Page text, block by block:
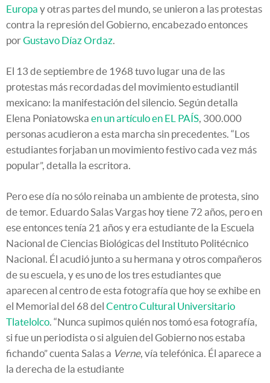
Europa y otras partes del mundo, se unieron a las protestas
contra la represión del Gobierno, encabezado entonces
porGustavo Díaz Ordaz.
El 13 de septiembre de 1968 tuvo lugar una de las
protestas más recordadas del movimiento estudiantil
mexicano: la manifestación del silencio. Según detalla
Elena Poniatowska en un artículo en EL PAÍS, 300.000
personas acudieron a esta marcha sin precedentes. “Los
estudiantes forjaban un movimiento festivo cada vez más
popular”, detalla la escritora.
Pero ese día no sólo reinaba un ambiente de protesta, sino
de temor. Eduardo Salas Vargas hoy tiene 72 años, pero en
ese entonces tenía 21 años y era estudiante de la Escuela
Nacional de Ciencias Biológicas del Instituto Politécnico
Nacional. Él acudió junto a su hermana y otros compañeros
de su escuela, y es uno de los tres estudiantes que
aparecen al centro de esta fotografía que hoy se exhibe en
el Memorial del 68 del Centro Cultural Universitario
Tlatelolco. “Nunca supimos quién nos tomó esa fotografía,
si fue un periodista o si alguien del Gobierno nos estaba
fichando” cuenta Salas a Verne, vía telefónica. Él aparece a
la derecha de la estudiante